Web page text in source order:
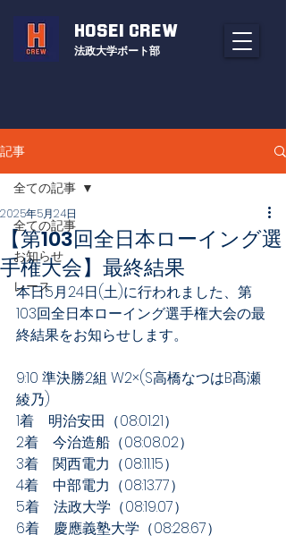
HOSEI CREW
法政大学ボート部
記事
全ての記事
お知らせ
レース
全ての記事
【第103回全日本ローイング選
手権大会】最終結果
2025年5月24日
本日5月24日(土)に行われました、第
103回全日本ローイング選手権大会の最
終結果をお知らせします。
9:10 準決勝2組 W2×(S高橋なつはB髙瀬
綾乃)
1着　明治安田（08:01.21）
2着　今治造船（08:08.02）
3着　関西電力（08:11.15）
4着　中部電力（08:13.77）
5着　法政大学（08:19.07）
6着　慶應義塾大学（08:28.67）